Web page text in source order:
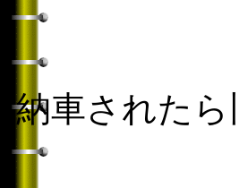
納車された